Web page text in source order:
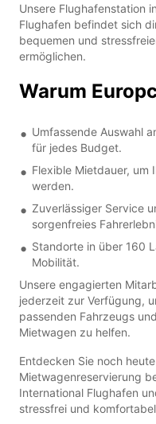
Unsere Flughafenstation
Flughafen befindet sich
bequemen und
ermöglichen.
Warum
Umfassende Auswahl
für jedes Budget.
Flexible Mietdauer, um
werden.
Zuverlässiger Service
sorgenfreies
Standorte in über 160
Mobilität.
Unsere engagierten
jederzeit zur Verfügung,
passenden Fahrzeugs
Mietwagen zu helfen.
Entdecken Sie noch
Mietwagenreservierung
International Flughafen
stressfrei und